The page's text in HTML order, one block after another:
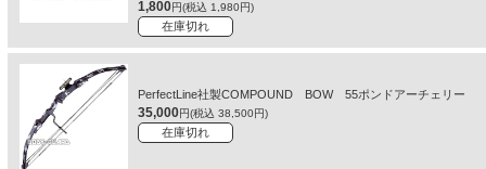
1,800円(税込 1,980円)
在庫切れ
PerfectLine社製COMPOUND BOW 55ポンドアーチェリ
35,000円(税込 38,500円)
在庫切れ